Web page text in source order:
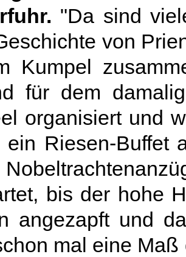
"Da sind
von
Kumpel
für dem
organisiert und
ein Riesen-Buffet
bis der hohe
angezapft und
mal eine